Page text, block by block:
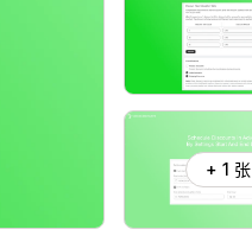
+ 1 张